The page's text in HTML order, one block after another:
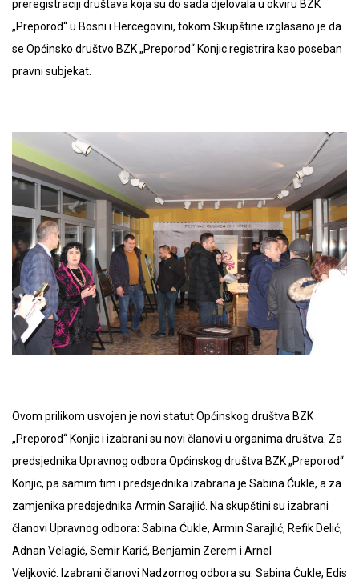
preregistraciji društava koja su do sada djelovala u okviru BZK
„Preporod“ u Bosni i Hercegovini, tokom Skupštine izglasano je da
se Općinsko društvo BZK „Preporod“ Konjic registrira kao poseban
pravni subjekat.
Ovom prilikom usvojen je novi statut Općinskog društva BZK
„Preporod“ Konjic i izabrani su novi članovi u organima društva. Za
predsjednika Upravnog odbora Općinskog društva BZK „Preporod“
Konjic, pa samim tim i predsjednika izabrana je Sabina Ćukle, a za
zamjenika predsjednika Armin Sarajlić. Na skupštini su izabrani
članovi Upravnog odbora: Sabina Ćukle, Armin Sarajlić, Refik Delić,
Adnan Velagić, Semir Karić, Benjamin Zerem i Arnel
Veljković. Izabrani članovi Nadzornog odbora su: Sabina Ćukle, Edis